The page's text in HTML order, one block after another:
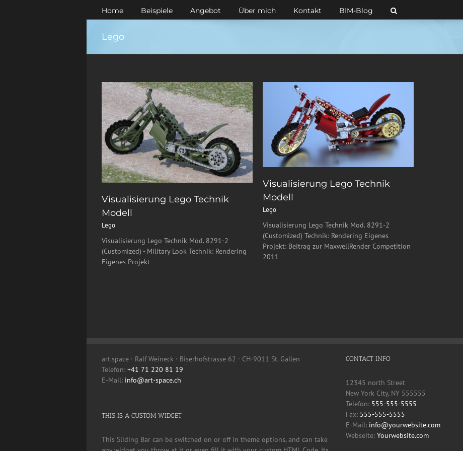
Home Beispiele Angebot Über mich Kontakt BIM-Blog
Lego
Visualisierung Lego Technik
Modell
Lego
Visualisierung Lego Technik Mod. 8291-2
(Customized) - Military Look Technik: Rendering
Eigenes Projekt
Visualisierung Lego Technik
Modell
Lego
Visualisierung Lego Technik Mod. 8291-2
(Customized) Technik: Rendering Eigenes
Projekt: Beitrag zur MaxwellRender Competition
2011
art.space · Ralf Weineck · Biserhofstrasse 62 · CH-9011 St. Gallen
Telefon: +41 71 220 81 19
E-Mail: info@art-space.ch
THIS IS A CUSTOM WIDGET
This Sliding Bar can be switched on or off in theme options, and can take
CONTACT INFO
12345 north Street
New York City, NY 555555
Telefon: 555-555-5555
Fax: 555-555-5555
E-Mail: info@yourwebsite.com
Webseite: Yourwebsite.com